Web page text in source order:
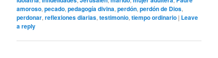
amoroso,pecado,pedagogía divina,perdón,perdón de Dios,
perdonar,reflexiones diarias,testimonio,tiempo ordinario | Leave
a reply